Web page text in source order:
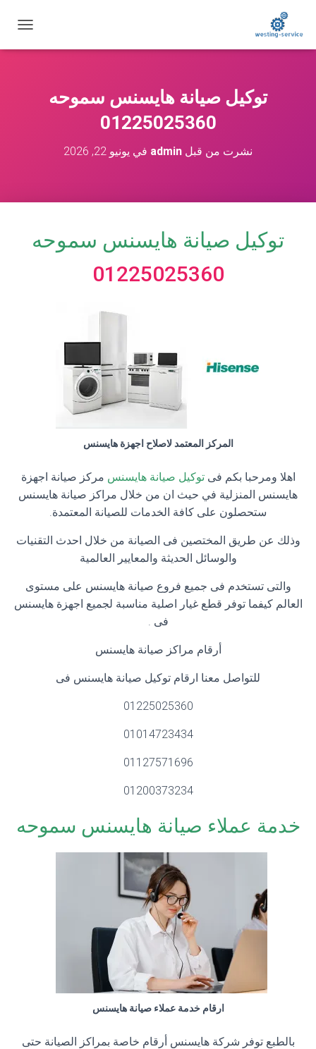
ب
توكيل صيانة هايسنس سموحه
01225025360
نشرت من قبل admin في يونيو 22, 2026
توكيل صيانة هايسنس سموحه
01225025360
المركز المعتمد لاصلاح اجهزة هايسنس
اهلا ومرحبا بكم فىتوكيل صيانة هايسنس مركز صيانة اجهزة
هايسنس المنزلية في حيث ان من خلال مراكز صيانة هايسنس
ستحصلون على كافة الخدمات للصيانة المعتمدة.
وذلك عن طريق المختصين فى الصيانة من خلال احدث التقنيات
والوسائل الحديثة والمعايير العالمية
والتى تستخدم فى جميع فروع صيانة هايسنس على مستوى
العالم كيفما توفر قطع غيار اصلية مناسبة لجميع اجهزة هايسنس
فى .
أرقام مراكز صيانة هايسنس
للتواصل معنا ارقام توكيل صيانة هايسنس فى
01225025360
01014723434
01127571696
01200373234
خدمة عملاء صيانة هايسنس سموحه
ارقام خدمة عملاء صيانة هايسنس
بالطبع توفر شركة هايسنس أرقام خاصة بمراكز الصيانة حتى